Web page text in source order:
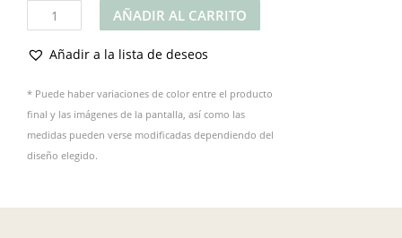
Producto
cantidad
AÑADIR AL CARRITO
Añadir a la lista de deseos
* Puede haber variaciones de color entre el producto
final y las imágenes de la pantalla, así como las
medidas pueden verse modificadas dependiendo del
diseño elegido.